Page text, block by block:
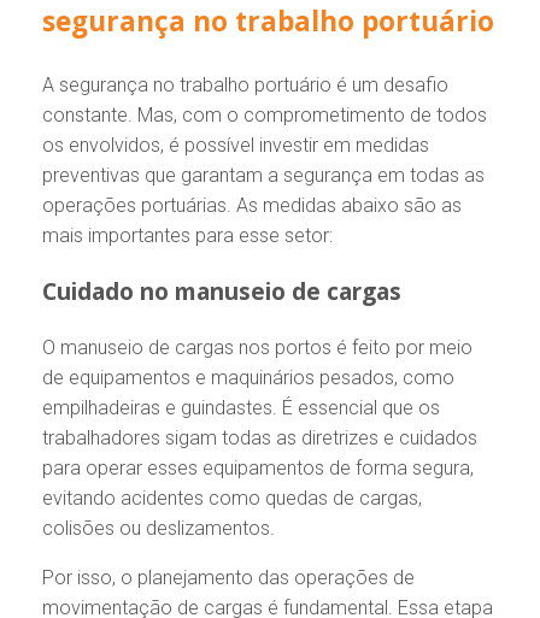
segurança no trabalho portuário
A segurança no trabalho portuário é um desafio
constante. Mas, com o comprometimento de todos
os envolvidos, é possível investir em medidas
preventivas que garantam a segurança em todas as
operações portuárias. As medidas abaixo são as
mais importantes para esse setor:
Cuidado no manuseio de cargas
O manuseio de cargas nos portos é feito por meio
de equipamentos e maquinários pesados, como
empilhadeiras e guindastes. É essencial que os
trabalhadores sigam todas as diretrizes e cuidados
para operar esses equipamentos de forma segura,
evitando acidentes como quedas de cargas,
colisões ou deslizamentos.
Por isso, o planejamento das operações de
movimentação de cargas é fundamental. Essa etapa